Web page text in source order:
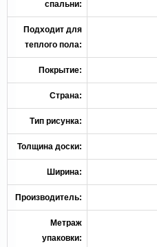
спальни:
Подходит для
теплого пола:
Покрытие:
Страна:
Тип рисунка:
Толщина доски:
Ширина:
Производитель:
Метраж
упаковки: